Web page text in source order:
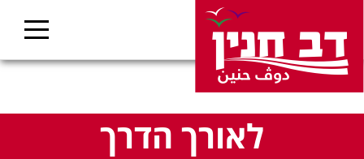
לאורך הדרך